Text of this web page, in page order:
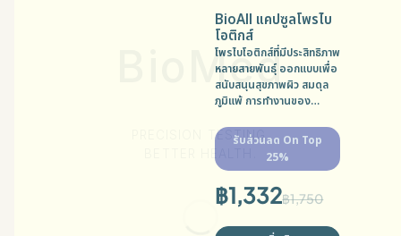
BioAll แคปซูลโพรไบ
โอติกส์
โพรไบโอติกส์ที่มีประสิทธิภาพ
หลายสายพันธุ์ ออกแบบเพื่อ
สนับสนุนสุขภาพผิว สมดุล
ภูมิแพ้ การทำงานของ
ของไมโครไบโอม MFG:
10/04/2025 EXP:
09/04/2027
รับส่วนลด On Top
25%
฿1,332฿1,750